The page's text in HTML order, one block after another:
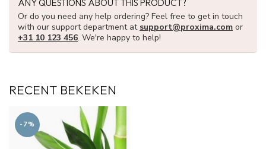
ANY QUESTIONS ABOUT THIS PRODUCT?
Or do you need any help ordering? Feel free to get in touch
with our support department at support@proxima.com or
+31 10 123 456. We're happy to help!
RECENT BEKEKEN
-7%